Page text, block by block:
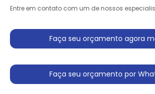
Entre em contato com um de nossos
Faça seu orçamento agora
Faça seu orçamento por